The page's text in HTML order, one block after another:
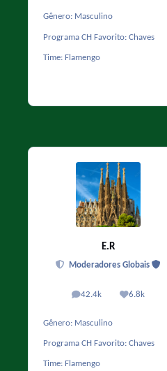
Gênero: Masculino
Programa CH Favorito: Chaves
Time: Flamengo
E.R
Moderadores Globais
42.4k
posts 6.8k
Reputação
Gênero: Masculino
Programa CH Favorito: Chaves
Time: Flamengo